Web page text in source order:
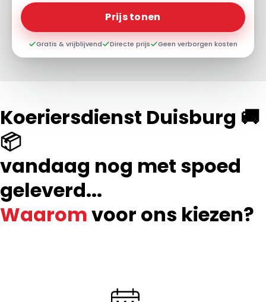
Prijs tonen
Gratis & vrijblijvend Directe prijs Geen verborgen kosten
Koeriersdienst Duisburg 🚚
📦
vandaag nog met spoed
geleverd...
Waaromvoor ons kiezen?